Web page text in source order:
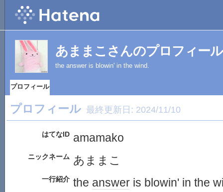
あままこさんのプロフィール
the answer is blowin' in the wind.
プロフィール
プロフィール 最終更新日: 2024/11/10
はてなID amamako
ニックネーム あままこ
一行紹介 the answer is blowin' in the